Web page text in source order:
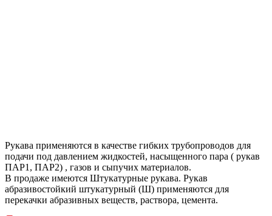
Рукава применяются в качестве гибких трубопроводов для
подачи под давлением жидкостей, насыщенного пара ( рукав
ПАР1, ПАР2) , газов и сыпучих материалов.
В продаже имеются Штукатурные рукава. Рукав
абразивостойкий штукатурный (Ш) применяются для
перекачки абразивных веществ, раствора, цемента.